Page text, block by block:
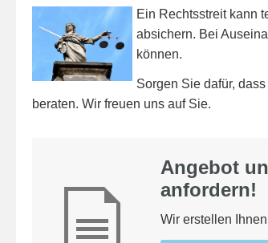
Ein Rechtsstreit kann
absichern. Bei
können.
Sorgen Sie dafür,
beraten. Wir freuen uns auf Sie.
Angebot
anfordern!
Wir erstellen